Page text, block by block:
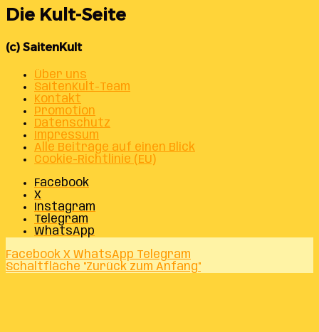
Die Kult-Seite
(c) SaitenKult
Über uns
SaitenKult-Team
Kontakt
Promotion
Datenschutz
Impressum
Alle Beiträge auf einen Blick
Cookie-Richtlinie (EU)
Facebook
X
Instagram
Telegram
WhatsApp
Facebook X WhatsApp Telegram
Schaltfläche "Zurück zum Anfang"